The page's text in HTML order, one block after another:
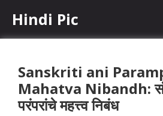
content
Hindi Pic
Sanskriti ani
Mahatva Nibandh:
परंपरांचे महत्त्व निबंध